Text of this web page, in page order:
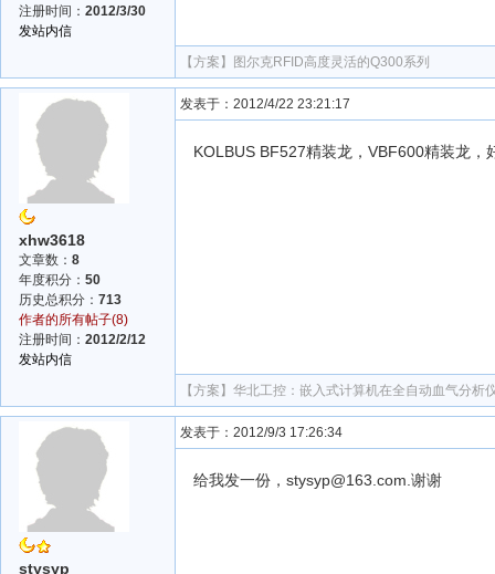
注册时间： 2012/3/30
发站内信
【方案】 图尔克RFID高度灵活的Q300系列
xhw3618
文章数： 8
年度积分： 50
历史总积分： 713
作者的所有帖子(8)
注册时间： 2012/2/12
发站内信
发表于：2012/4/22 23:21:17
KOLBUS BF527精装龙，VBF600精装龙
【方案】 华北工控：嵌入式计算机在全自动血气分析
stysyp
发表于：2012/9/3 17:26:34
给我发一份，stysyp@163.com.谢谢